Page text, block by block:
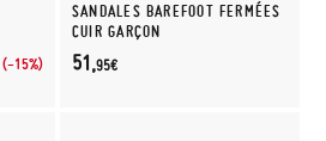
(-15%)
SANDALES BAREFOOT FERMÉES
CUIR GARÇON
51,95€